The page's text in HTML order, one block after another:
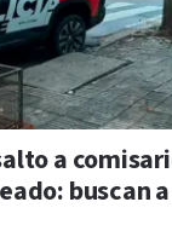
a
buscan